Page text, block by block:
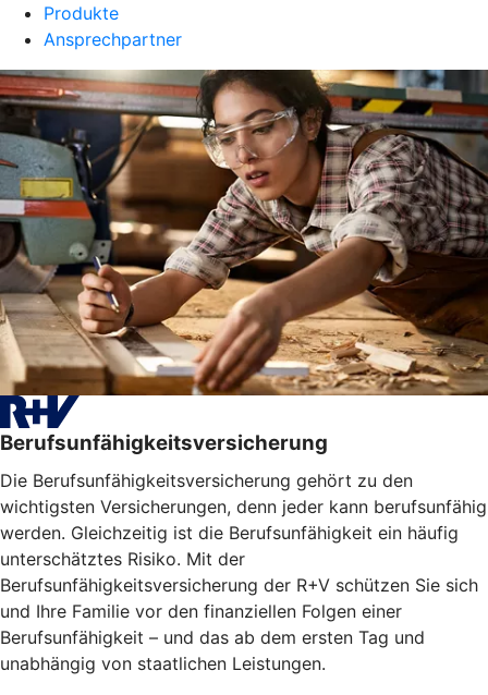
Produkte
Ansprechpartner
Berufsunfähigkeitsversicherung
Die Berufsunfähigkeitsversicherung gehört zu den
wichtigsten Versicherungen, denn jeder kann berufsunfähig
werden. Gleichzeitig ist die Berufsunfähigkeit ein häufig
unterschätztes Risiko. Mit der
Berufsunfähigkeitsversicherung der R+V schützen Sie sich
und Ihre Familie vor den finanziellen Folgen einer
Berufsunfähigkeit – und das ab dem ersten Tag und
unabhängig von staatlichen Leistungen.